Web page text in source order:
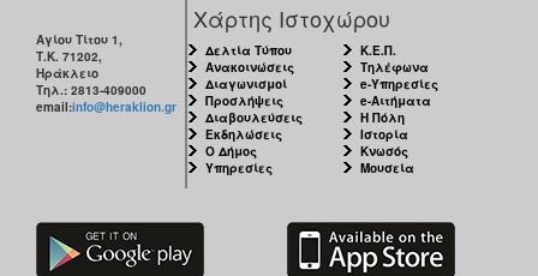
Αγίου Τίτου 1,
Τ.Κ. 71202,
Ηράκλειο
Τηλ.: 2813-409000
email:info@heraklion.gr
Χάρτης Ιστοχώρου
Δελτία Τύπου
Ανακοινώσεις
Διαγωνισμοί
Προσλήψεις
Διαβουλεύσεις
Εκδηλώσεις
Ο Δήμος
Υπηρεσίες
Κ.Ε.Π.
Τηλέφωνα
e-Υπηρεσίες
e-Αιτήματα
Η Πόλη
Ιστορία
Κνωσός
Μουσεία